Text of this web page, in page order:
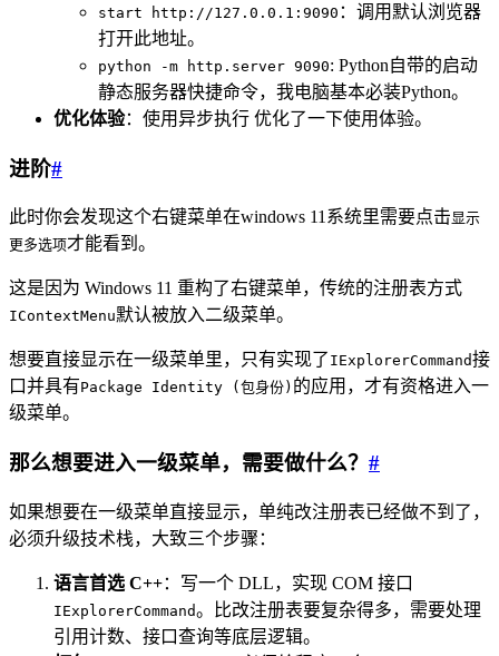
start http://127.0.0.1:9090 ：调用默认浏览器
打开此地址。
python -m http.server 9090: Python自带的启动
静态服务器快捷命令，我电脑基本必装Python。
优化体验：使用异步执行 优化了一下使用体验。
进阶#
此时你会发现这个右键菜单在windows 11系统里需要点击显示
更多选项才能看到。
这是因为 Windows 11 重构了右键菜单，传统的注册表方式
IContextMenu默认被放入二级菜单。
想要直接显示在一级菜单里，只有实现了 IExplorerCommand接
口并具有Package Identity (包身份) 的应用，才有资格进入一
级菜单。
那么想要进入一级菜单，需要做什么？ #
如果想要在一级菜单直接显示，单纯改注册表已经做不到了，
必须升级技术栈，大致三个步骤：
语言首选 C++：写一个 DLL，实现 COM 接口
IExplorerCommand。比改注册表要复杂得多，需要处理
引用计数、接口查询等底层逻辑。